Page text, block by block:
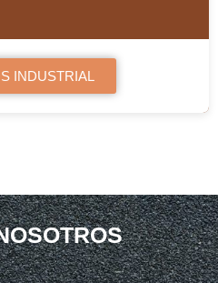
INDUSTRIAL